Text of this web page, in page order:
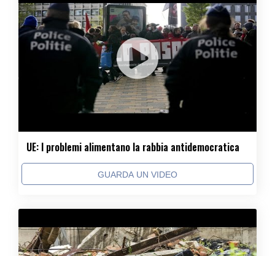
UE: I problemi alimentano la rabbia antidemocratica
GUARDA UN VIDEO